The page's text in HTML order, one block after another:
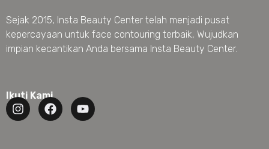
Sejak 2015, Insta Beauty Center telah menjadi pusat
kepercayaan untuk face contouring terbaik, Wujudkan
impian kecantikan Anda bersama Insta Beauty Center.
Ikuti Kami